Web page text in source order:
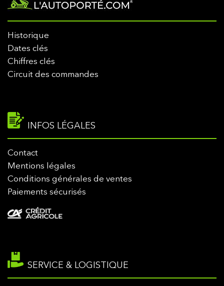
Historique
Dates clés
Chiffres clés
Circuit des commandes
INFOS LÉGALES
Contact
Mentions légales
Conditions générales de ventes
Paiements sécurisés
SERVICE & LOGISTIQUE